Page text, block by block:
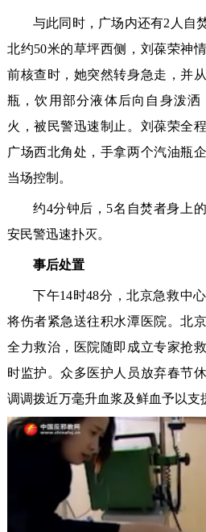
与此同时，广场内还有2人自
北约50米的草坪西侧，刘葆荣神
前核查时，她突然转身急走，并
瓶，饮用部分液体后向自身泼
火，被民警迅速制止。刘葆荣全
广场西北角处，手拿两个汽油瓶
当场控制。
约4分钟后，5名自焚者身上
安民警迅速扑灭。
事后处置
下午14时48分，北京急救中
将伤者紧急送往积水潭医院。北
全力救治，医院随即成立专家抢
时监护。众多医护人员放弃春节
调调拨近万毫升血浆及鲜血予以支